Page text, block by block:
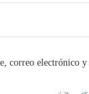
correo electrónico y